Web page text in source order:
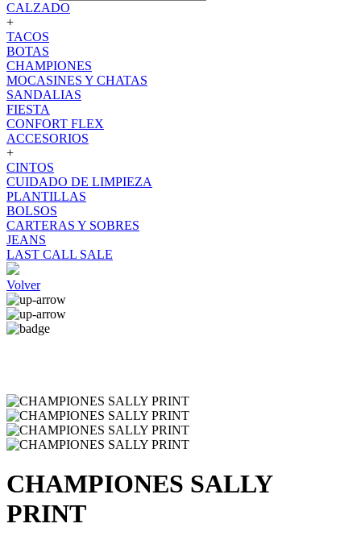
CALZADO
+
TACOS
BOTAS
CHAMPIONES
MOCASINES Y CHATAS
SANDALIAS
FIESTA
CONFORT FLEX
ACCESORIOS
+
CINTOS
CUIDADO DE LIMPIEZA
PLANTILLAS
BOLSOS
CARTERAS Y SOBRES
JEANS
LAST CALL SALE
Volver
CHAMPIONES SALLY
PRINT